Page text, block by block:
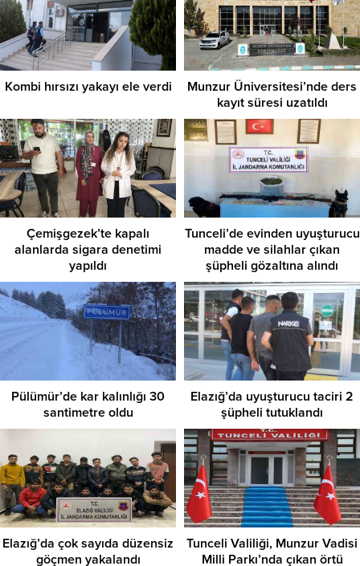
Kombi hırsızı yakayı ele verdi
Munzur Üniversitesi’nde ders
kayıt süresi uzatıldı
Çemişgezek’te kapalı
alanlarda sigara denetimi
yapıldı
Tunceli’de evinden uyuşturucu
madde ve silahlar çıkan
şüpheli gözaltına alındı
Pülümür’de kar kalınlığı 30
santimetre oldu
Elazığ’da uyuşturucu taciri 2
şüpheli tutuklandı
Elazığ’da çok sayıda düzensiz
göçmen yakalandı
Tunceli Valiliği, Munzur Vadisi
Milli Parkı’nda çıkan örtü